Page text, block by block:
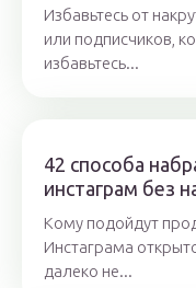
Избавьтесь от
или подписчиков,
избавьтесь...
42 способа
инстаграм без
Кому подойдут
Инстаграма
далеко не...